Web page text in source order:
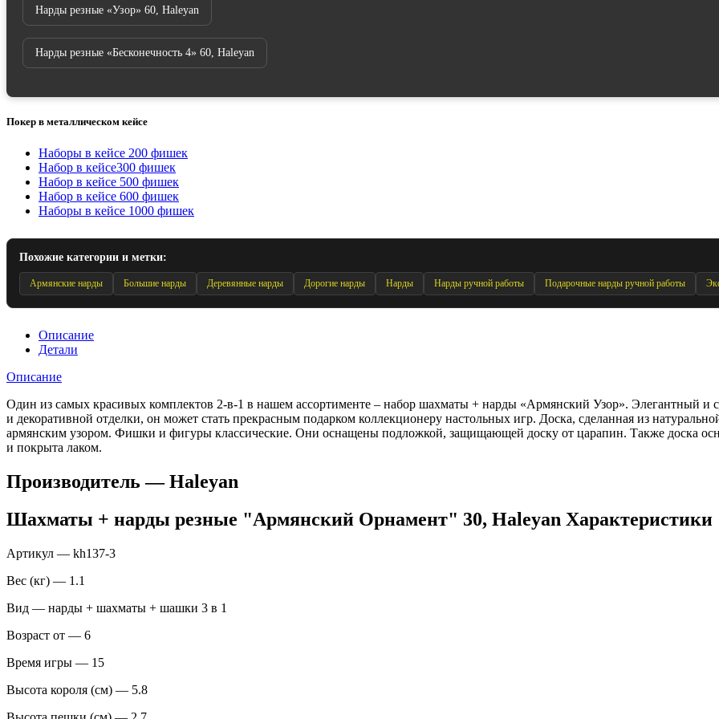
Нарды резные «Узор» 60, Haleyan
Нарды резные «Бесконечность 4» 60, Haleyan
Покер в металлическом кейсе
Наборы в кейсе 200 фишек
Набор в кейсе300 фишек
Набор в кейсе 500 фишек
Набор в кейсе 600 фишек
Наборы в кейсе 1000 фишек
Похожие категории и метки:
Армянские нарды Большие нарды Деревянные нарды Дорогие нарды Нарды Нарды ручной работы Подарочные нарды ручной работы
Описание
Детали
Описание
Один из самых красивых комплектов 2-в-1 в нашем ассортименте – набор шахматы + нарды «Армянский Узор». Элегантный
и декоративной отделки, он может стать прекрасным подарком коллекционеру настольных игр. Доска, сделанная из
армянским узором. Фишки и фигуры классические. Они оснащены подложкой, защищающей доску от царапин. Также доска
и покрыта лаком.
Производитель — Haleyan
Шахматы + нарды резные "Армянский Орнамент" 30, Haleyan Характеристики
Артикул — kh137-3
Вес (кг) — 1.1
Вид — нарды + шахматы + шашки 3 в 1
Возраст от — 6
Время игры — 15
Высота короля (см) — 5.8